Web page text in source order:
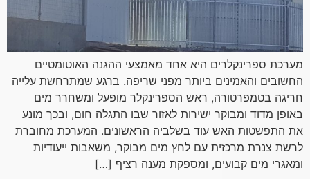
מערכת ספרינקלרים היא אחד מאמצעי ההגנה האוטומטיים
החשובים והאמינים ביותר מפני שריפה. ברגע שמתרחשת עלייה
חריגה בטמפרטורה, ראש הספרינקלר מופעל ומשחרר מים
באופן מדוד ומבוקר ישירות לאזור שבו התגלה חום, ובכך מונע
את התפשטות האש עוד בשלביה הראשונים. המערכת מחוברת
לרשת צנרת מרכזית עם לחץ מים מבוקר, משאבות ייעודיות
ומאגרי מים קבועים, ומספקת מענה רציף […]